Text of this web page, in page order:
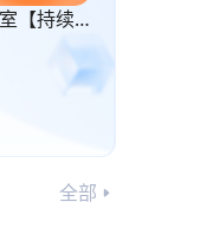
【持续
全部